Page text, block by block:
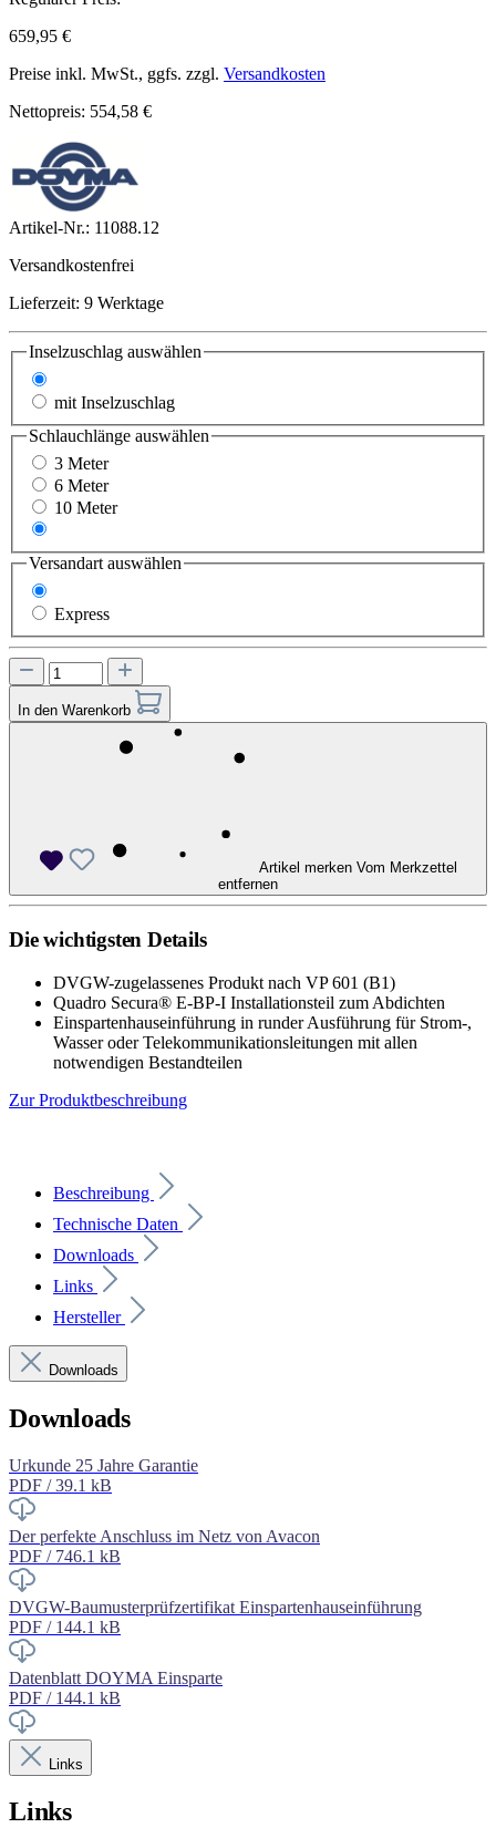
659,95 €
Preise inkl. MwSt., ggfs. zzgl. Versandkosten
Nettopreis: 554,58 €
Artikel-Nr.: 11088.12
Versandkostenfrei
Lieferzeit: 9 Werktage
Inselzuschlag auswählen
mit Inselzuschlag
Schlauchlänge auswählen
3 Meter
6 Meter
10 Meter
Versandart auswählen
Express
In den Warenkorb
Artikel merken Vom Merkzettel
entfernen
Die wichtigsten Details
DVGW-zugelassenes Produkt nach VP 601 (B1)
Quadro Secura® E-BP-I Installationsteil zum Abdichten
Einspartenhauseinführung in runder Ausführung für Strom-,
Wasser oder Telekommunikationsleitungen mit allen
notwendigen Bestandteilen
Zur Produktbeschreibung
Beschreibung
Technische Daten
Downloads
Links
Hersteller
Downloads
Downloads
Urkunde 25 Jahre Garantie
PDF / 39.1 kB
Der perfekte Anschluss im Netz von Avacon
PDF / 746.1 kB
DVGW-Baumusterprüfzertifikat Einspartenhauseinführung
PDF / 144.1 kB
Datenblatt DOYMA Einsparte
PDF / 144.1 kB
Links
Links